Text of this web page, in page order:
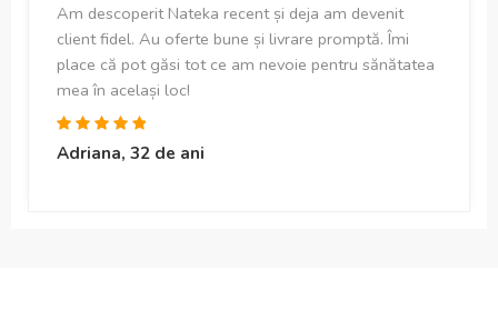
Am descoperit Nateka recent și deja am devenit
client fidel. Au oferte bune și livrare promptă. Îmi
place că pot găsi tot ce am nevoie pentru sănătatea
mea în același loc!
Adriana, 32 de ani